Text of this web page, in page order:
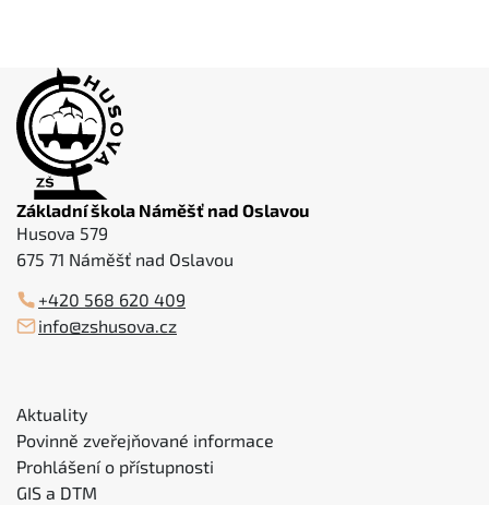
Základní škola Náměšť nad Oslavou
Husova 579
675 71 Náměšť nad Oslavou
+420 568 620 409
info@zshusova.cz
Aktuality
Povinně zveřejňované informace
Prohlášení o přístupnosti
GIS a DTM